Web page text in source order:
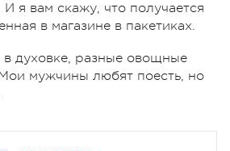
я вам скажу, что получается
в магазине в пакетиках.
в духовке, разные овощные
мужчины любят поесть, но